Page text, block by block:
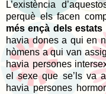
L’existència
perquè els facen
més ençà dels
havia dones a qui en
hòmens a qui van
havia persones
el sexe que se’ls va
havia persones